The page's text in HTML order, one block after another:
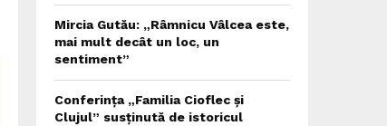
Mircia Gutău: „Râmnicu Vâlcea este,
mai mult decât un loc, un
sentiment”
Conferința „Familia Cioflec și
Clujul” susținută de istoricul